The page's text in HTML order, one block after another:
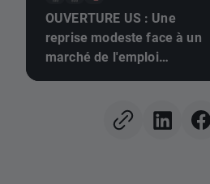
OUVERTURE US : Une
reprise modeste face à un
marché de l'emploi